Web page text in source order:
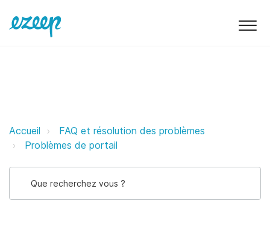
Plusieurs onglets de connexion à
Accueil
FAQ et résolution des problèmes
Problèmes de portail